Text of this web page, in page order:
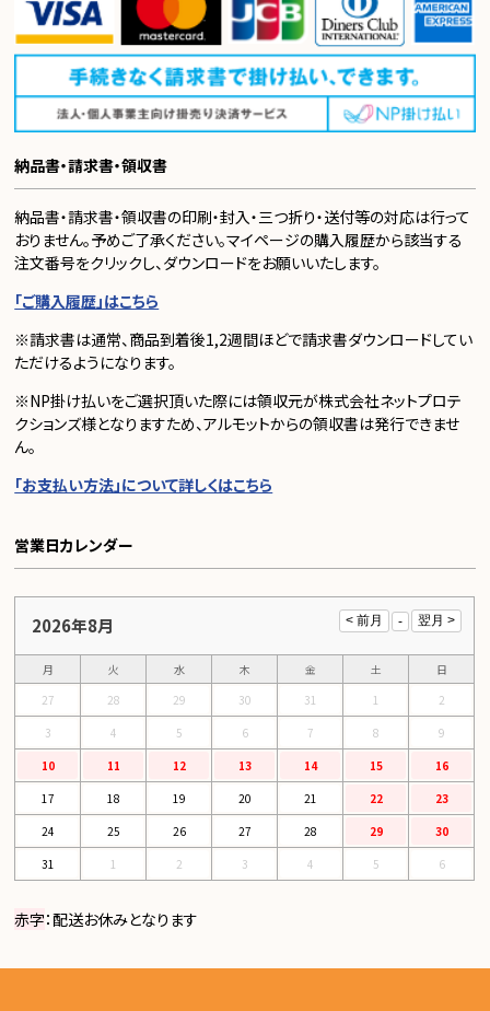
納品書・請求書・領収書
納品書・請求書・領収書の印刷・封入・三つ折り・送付等の対応は行って
おりません。予めご了承ください。マイページの購入履歴から該当する
注文番号をクリックし、ダウンロードをお願いいたします。
「ご購入履歴」はこちら
※請求書は通常、商品到着後1,2週間ほどで請求書ダウンロードしてい
ただけるようになります。
※NP掛け払いをご選択頂いた際には領収元が株式会社ネットプロテ
クションズ様となりますため、アルモットからの領収書は発行できませ
ん。
「お支払い方法」について詳しくはこちら
営業日カレンダー
2026年8月
月 火 水 木 金 土
日
27
28 29 30 31 1
2
3
4 5 6 7 8
9
10
11 12 13 14 15
16
17
18 19 20 21 22
23
24
25 26 27 28 29
30
31
1 2 3 4 5 6
赤字：配送お休みとなります